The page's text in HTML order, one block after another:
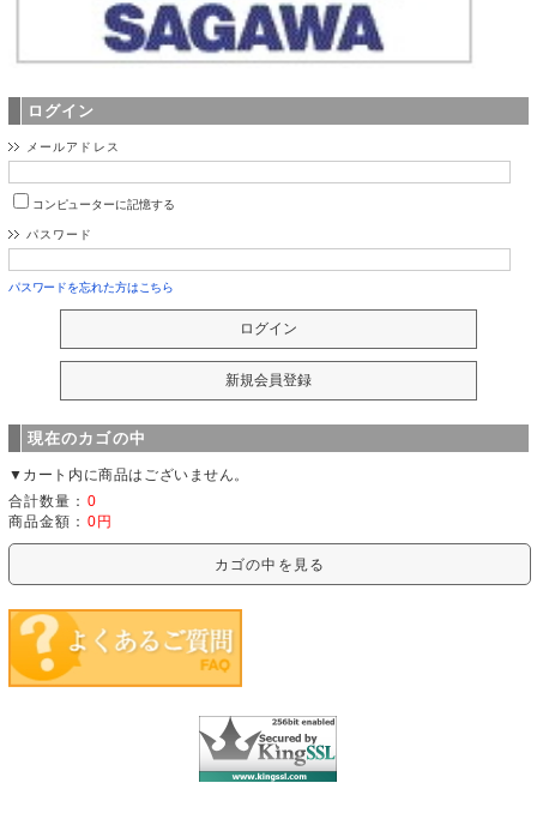
ログイン
メールアドレス
コンピューターに記憶する
パスワード
パスワードを忘れた方はこちら
現在のカゴの中
▼カート内に商品はございません。
合計数量： 0
商品金額： 0円
カゴの中を見る